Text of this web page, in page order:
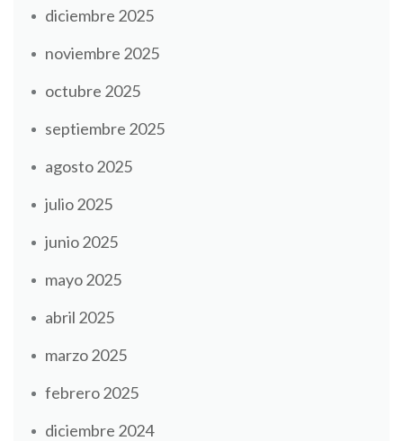
diciembre 2025
noviembre 2025
octubre 2025
septiembre 2025
agosto 2025
julio 2025
junio 2025
mayo 2025
abril 2025
marzo 2025
febrero 2025
diciembre 2024